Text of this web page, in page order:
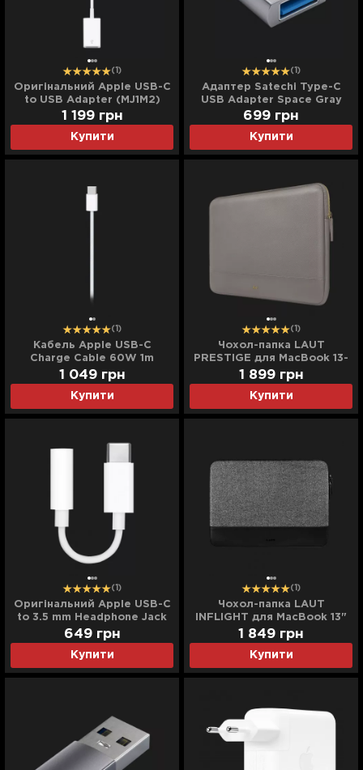
(1)
Оригінальний Apple USB-C
to USB Adapter (MJ1M2)
Купити
1 199 грн
(1)
Адаптер Satechi Type-C
USB Adapter Space Gray
(ST-TCUAM)
Купити
699 грн
(1)
Кабель Apple USB-C
Charge Cable 60W 1m
White (MQKJ3)
Купити
1 049 грн
(1)
Чохол-папка LAUT
PRESTIGE для MacBook 13-
14'' (Taupe / Gray)
Купити
1 899 грн
(1)
Оригінальний Apple USB-C
to 3.5 mm Headphone Jack
Adapter (MU7E2)
Купити
649 грн
(1)
Чохол-папка LAUT
INFLIGHT для MacBook 13"
(Black)
Купити
1 849 грн